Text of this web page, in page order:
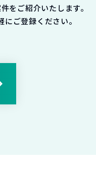
をご紹介いたします。
ご登録ください。